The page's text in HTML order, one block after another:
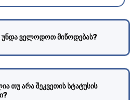
უნდა ველოდოთ მიწოდებას?
თუ არა შეკვეთის სტატუსის